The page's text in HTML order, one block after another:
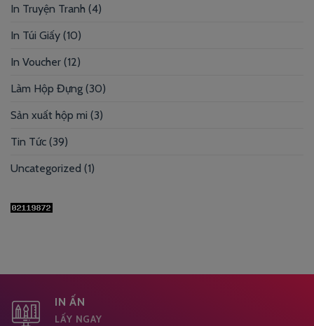
In Truyện Tranh (4)
In Túi Giấy (10)
In Voucher (12)
Làm Hộp Đựng (30)
Sản xuất hộp mi (3)
Tin Tức (39)
Uncategorized (1)
IN ẤN
LẤY NGAY